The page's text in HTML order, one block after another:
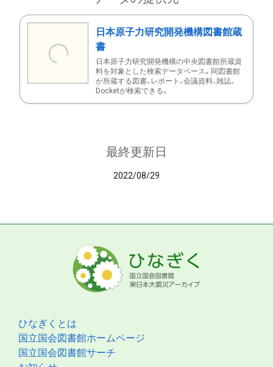
日本原子力研究開発機構図書館蔵
書
日本原子力研究開発機構の中央図書館所蔵資
料を対象とした検索データベース。同図書館
が所蔵する図書、レポート、会議資料、雑誌、
Docketが検索できる。
最終更新日
2022/08/29
ひなぎくとは
国立国会図書館ホームページ
国立国会図書館サーチ